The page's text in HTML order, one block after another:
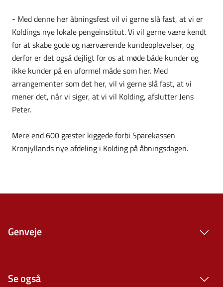
- Med denne her åbningsfest vil vi gerne slå fast, at vi er
Koldings nye lokale pengeinstitut. Vi vil gerne være kendt
for at skabe gode og nærværende kundeoplevelser, og
derfor er det også dejligt for os at møde både kunder og
ikke kunder på en uformel måde som her. Med
arrangementer som det her, vil vi gerne slå fast, at vi
mener det, når vi siger, at vi vil Kolding, afslutter Jens
Peter.
Mere end 600 gæster kiggede forbi Sparekassen
Kronjyllands nye afdeling i Kolding på åbningsdagen.
Genveje
Se også